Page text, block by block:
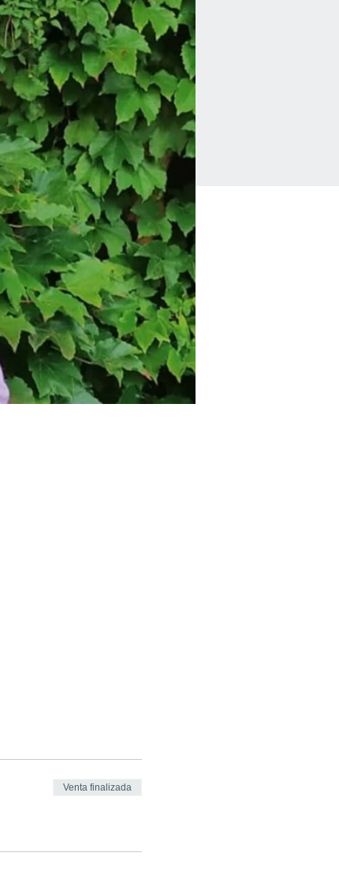
Venta finalizada